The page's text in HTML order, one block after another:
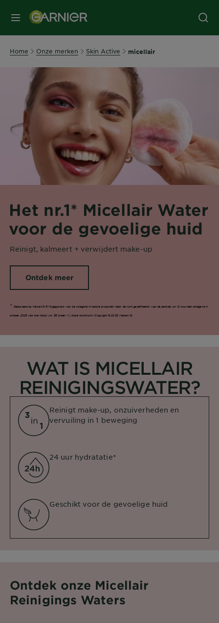
MENU
Home Onze merken Skin Active micellair
Het nr.1* Micellair Water
voor de gevoelige huid
Reinigt, kalmeert + verwijdert make-up
Ontdek meer​
*Gebaseerd op NielsenIQ RMS-gegevens voor de categorie micellaire producten (door de klant gedefinieerd) voor de periode van 12 maanden eindigend in
oktober 2025 voor een totaal van 36 landen (1), totale retailmarkt (Copyright © 2025, NielsenIQ).
WAT IS MICELLAIR
REINIGINGSWATER?​
Reinigt make-up, onzuiverheden en
vervuiling in 1 beweging​
24 uur hydratatie*
Geschikt voor de gevoelige huid
Ontdek onze Micellair
Reinigings Waters​